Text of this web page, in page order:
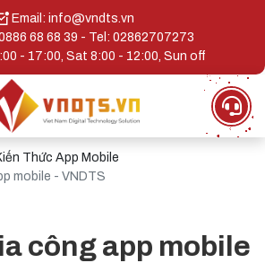
Email: info@vndts.vn
68 68 39 - Tel: 02862707273
- 17:00, Sat 8:00 - 12:00, Sun off
Thức App Mobile
mobile - VNDTS
công app mobile